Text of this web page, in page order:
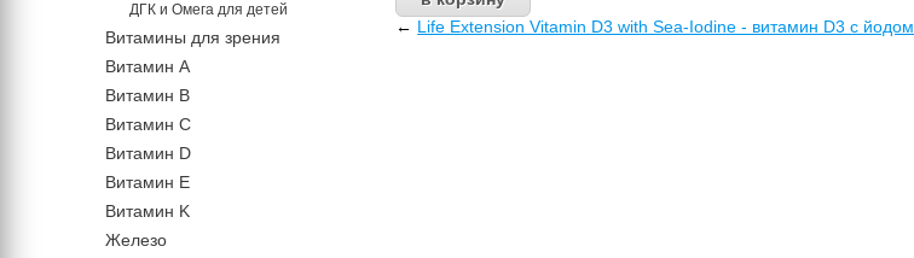
← Life Extension Vitamin D3 with Sea-Iodine - витамин D3 с йодом
ДГК и Омега для детей
Витамины для зрения
Витамин А
Витамин В
Витамин C
Витамин D
Витамин Е
Витамин K
Железо